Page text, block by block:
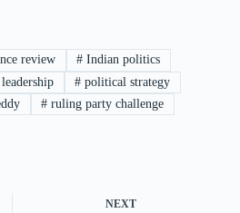
review # Indian politics
# political strategy
# ruling party challenge
NEXT